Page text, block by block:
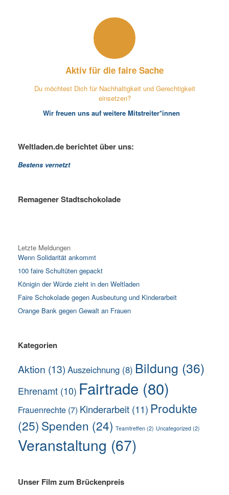
Aktiv für die faire Sache
Du möchtest Dich für Nachhaltigkeit und Gerechtigkeit
einsetzen?
Wir freuen uns auf weitere Mitstreiter*innen
Weltladen.de berichtet über uns:
Bestens vernetzt
Remagener Stadtschokolade
Letzte Meldungen
Wenn Solidarität ankommt
100 faire Schultüten gepackt
Königin der Würde zieht in den Weltladen
Faire Schokolade gegen Ausbeutung und Kinderarbeit
Orange Bank gegen Gewalt an Frauen
Kategorien
Aktion (13) Auszeichnung (8) Bildung (36)
Ehrenamt (10) Fairtrade (80)
Frauenrechte (7) Kinderarbeit (11) Produkte
(25) Spenden (24) Teamtreffen (2) Uncategorized (2)
Veranstaltung (67)
Unser Film zum Brückenpreis